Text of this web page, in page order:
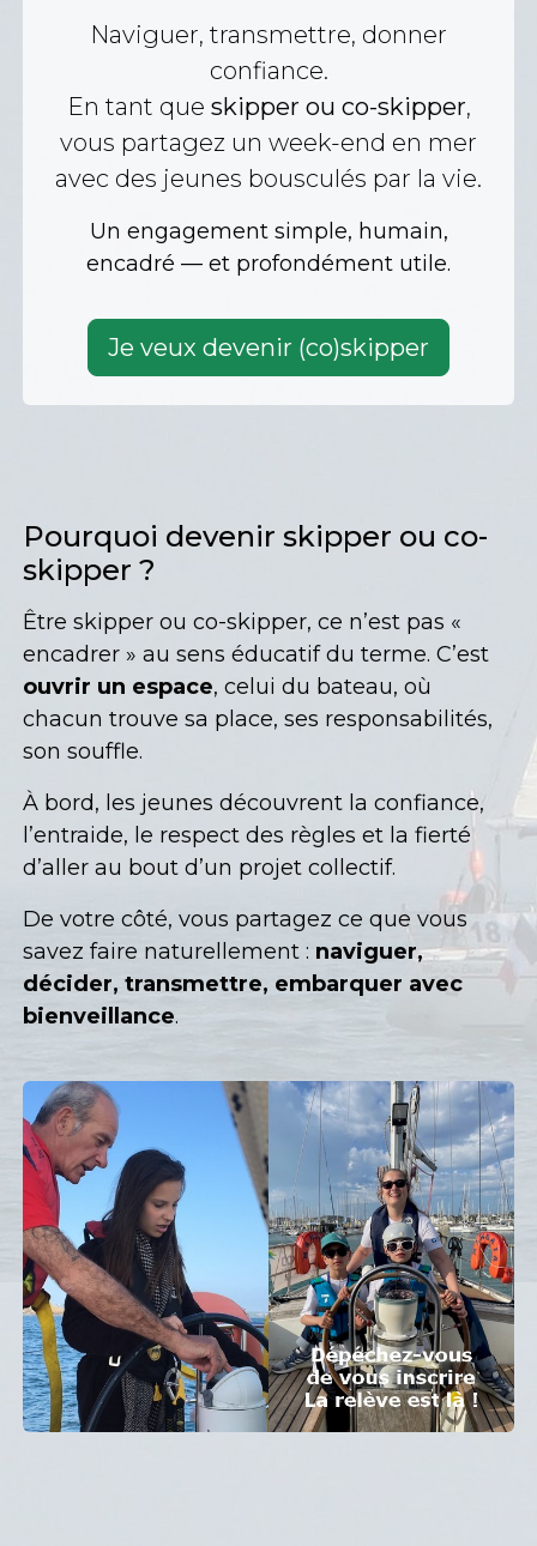
Naviguer, transmettre, donner
confiance.
En tant que skipper ou co-skipper,
vous partagez un week-end en mer
avec des jeunes bousculés par la vie.
Un engagement simple, humain,
encadré — et profondément utile.
Je veux devenir (co)skipper
Pourquoi devenir skipper ou co-
skipper ?
Être skipper ou co-skipper, ce n’est pas «
encadrer » au sens éducatif du terme. C’est
ouvrir un espace, celui du bateau, où
chacun trouve sa place, ses responsabilités,
son souffle.
À bord, les jeunes découvrent la confiance,
l’entraide, le respect des règles et la fierté
d’aller au bout d’un projet collectif.
De votre côté, vous partagez ce que vous
savez faire naturellement : naviguer,
décider, transmettre, embarquer avec
bienveillance.